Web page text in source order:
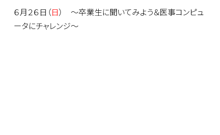
６月２６日（日） 〜卒業生に聞いてみよう＆医事コンピュ
ータにチャレンジ〜